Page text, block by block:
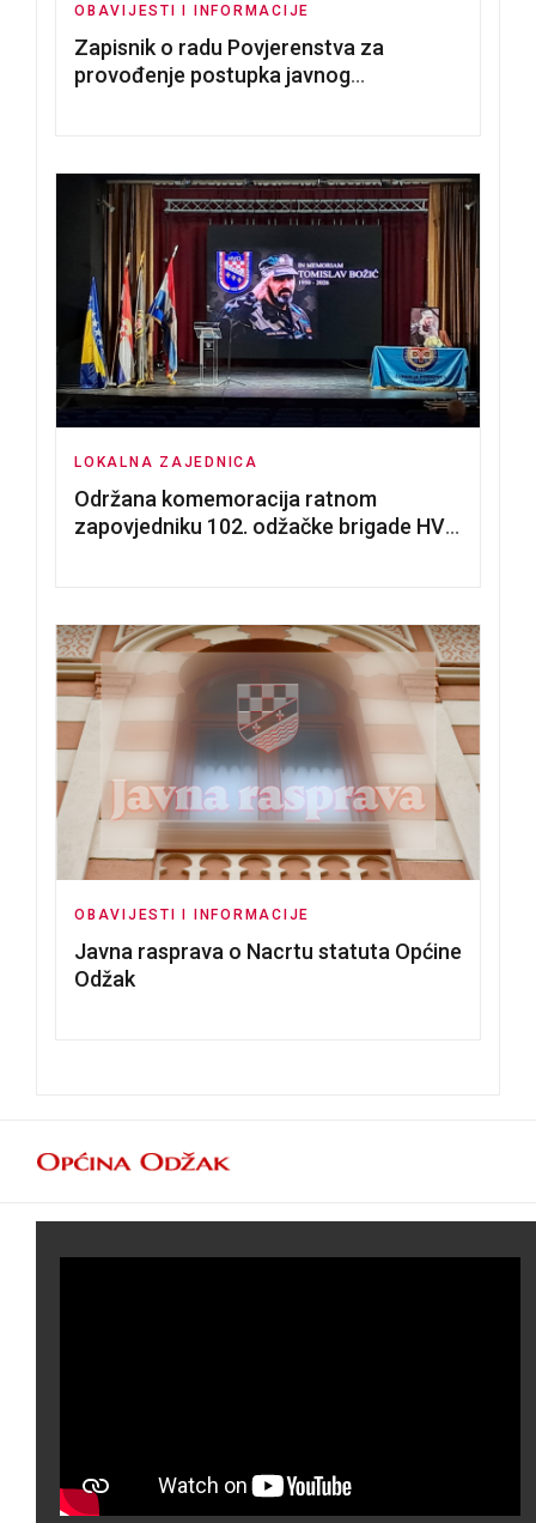
OBAVIJESTI I INFORMACIJE
Zapisnik o radu Povjerenstva za
provođenje postupka javnog
LOKALNA ZAJEDNICA
Održana komemoracija ratnom
zapovjedniku 102. odžačke brigade HVO
OBAVIJESTI I INFORMACIJE
Javna rasprava o Nacrtu statuta Općine
Odžak